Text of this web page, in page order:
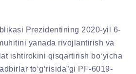
Prezidentining 2020-yil 6-
yanada rivojlantirish va
ishtirokini qisqartirish bo‘yicha
to‘g‘risida”gi PF-6019-